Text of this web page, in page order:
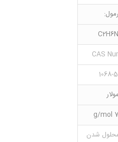
CAS
1068-
مولار
شدن